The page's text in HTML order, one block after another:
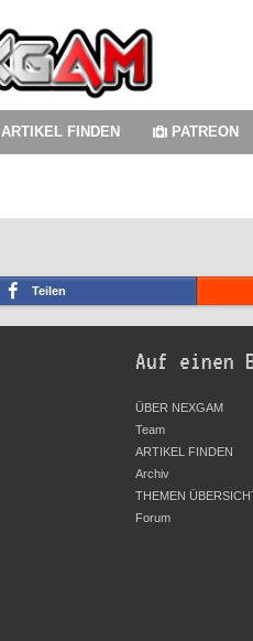
ARTIKEL FINDEN PATREON
Teilen
Auf einen
ÜBER NEXGAM
Team
ARTIKEL FINDEN
Archiv
THEMEN
Forum